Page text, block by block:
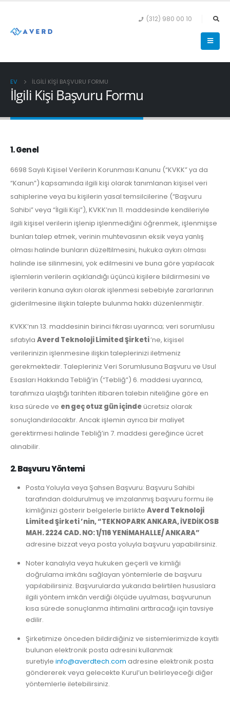
(312) 980 00 10
EV İLGILI KIŞI BAŞVURU FORMU
İlgili Kişi Başvuru Formu
1. Genel
6698 Sayılı Kişisel Verilerin Korunması Kanunu (“KVKK” ya da
“Kanun”) kapsamında ilgili kişi olarak tanımlanan kişisel veri
sahiplerine veya bu kişilerin yasal temsilcilerine (“Başvuru
Sahibi” veya “İlgili Kişi”), KVKK’nın 11. maddesinde kendileriyle
ilgili kişisel verilerin işlenip işlenmediğini öğrenmek, işlenmişse
bunları talep etmek, verinin muhtevasının eksik veya yanlış
olması halinde bunların düzeltilmesini, hukuka aykırı olması
halinde ise silinmesini, yok edilmesini ve buna göre yapılacak
işlemlerin verilerin açıklandığı üçüncü kişilere bildirmesini ve
verilerin kanuna aykırı olarak işlenmesi sebebiyle zararlarının
giderilmesine ilişkin talepte bulunma hakkı düzenlenmiştir.
KVKK’nın 13. maddesinin birinci fıkrası uyarınca; veri sorumlusu
sıfatıyla Averd Teknoloji Limited Şirketi’ne, kişisel
verilerinizin işlenmesine ilişkin taleplerinizi iletmeniz
gerekmektedir. Talepleriniz Veri Sorumlusuna Başvuru ve Usul
Esasları Hakkında Tebliğ’in (“Tebliğ”) 6. maddesi uyarınca,
tarafımıza ulaştığı tarihten itibaren talebin niteliğine göre en
kısa sürede ve en geç otuz gün içindeücretsiz olarak
sonuçlandırılacaktır. Ancak işlemin ayrıca bir maliyet
gerektirmesi halinde Tebliğ’in 7. maddesi gereğince ücret
alınabilir.
2. Başvuru Yöntemi
Posta Yoluyla veya Şahsen Başvuru: Başvuru Sahibi
tarafından doldurulmuş ve imzalanmış başvuru formu ile
kimliğinizi gösterir belgelerle birlikte Averd Teknoloji
Limited Şirketi ’nin, “TEKNOPARK ANKARA, İVEDİKOSB
MAH. 2224 CAD. NO: 1/116 YENİMAHALLE/ ANKARA”
adresine bizzat veya posta yoluyla başvuru yapabilirsiniz.
Noter kanalıyla veya hukuken geçerli ve kimliği
doğrulama imkânı sağlayan yöntemlerle de başvuru
yapılabilirsiniz. Başvurularda yukarıda belirtilen hususlara
ilgili yöntem imkân verdiği ölçüde uyulması, başvurunun
kısa sürede sonuçlanma ihtimalini arttıracağı için tavsiye
edilir.
Şirketimize önceden bildirdiğiniz ve sistemlerimizde kayıtlı
bulunan elektronik posta adresini kullanmak
suretiyle info@averdtech.com adresine elektronik posta
göndererek veya gelecekte Kurul’un belirleyeceği diğer
yöntemlerle iletebilirsiniz.